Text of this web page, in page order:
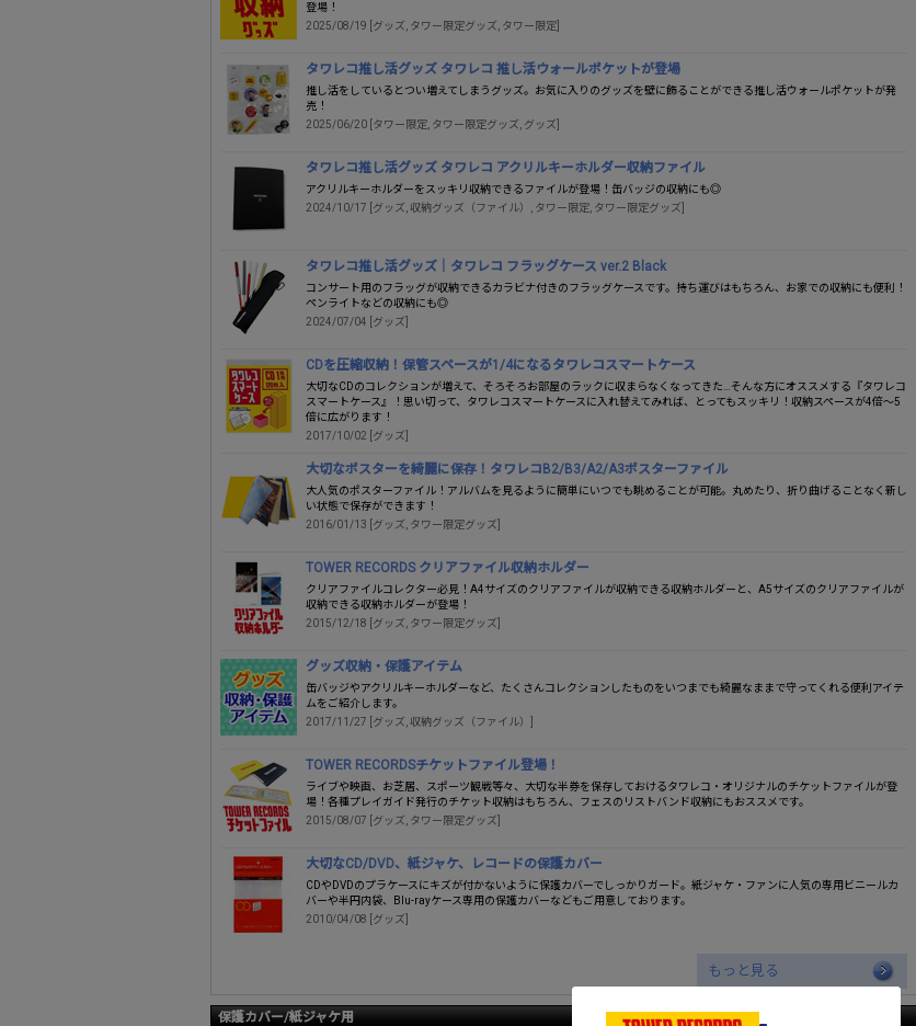
登場！
2025/08/19 [グッズ, タワー限定グッズ, タワー限定]
タワレコ推し活グッズ タワレコ 推し活ウォールポケットが登場
推し活をしているとつい増えてしまうグッズ。お気に入りのグッズを壁に飾ることができる推し活ウォールポケットが発
売！
2025/06/20 [タワー限定, タワー限定グッズ, グッズ]
タワレコ推し活グッズ タワレコ アクリルキーホルダー収納ファイル
アクリルキーホルダーをスッキリ収納できるファイルが登場！缶バッジの収納にも◎
2024/10/17 [グッズ, 収納グッズ（ファイル）, タワー限定, タワー限定グッズ]
タワレコ推し活グッズ｜タワレコ フラッグケース ver.2 Black
コンサート用のフラッグが収納できるカラビナ付きのフラッグケースです。持ち運びはもちろん、お家での収納にも便利！
ペンライトなどの収納にも◎
2024/07/04 [グッズ]
CDを圧縮収納！保管スペースが1/4になるタワレコスマートケース
大切なCDのコレクションが増えて、そろそろお部屋のラックに収まらなくなってきた…そんな方にオススメする『タワレコ
スマートケース』！思い切って、タワレコスマートケースに入れ替えてみれば、とってもスッキリ！収納スペースが4倍～5
倍に広がります！
2017/10/02 [グッズ]
大切なポスターを綺麗に保存！タワレコB2/B3/A2/A3ポスターファイル
大人気のポスターファイル！アルバムを見るように簡単にいつでも眺めることが可能。丸めたり、折り曲げることなく新し
い状態で保存ができます！
2016/01/13 [グッズ, タワー限定グッズ]
TOWER RECORDS クリアファイル収納ホルダー
クリアファイルコレクター必見！A4サイズのクリアファイルが収納できる収納ホルダーと、A5サイズのクリアファイルが
収納できる収納ホルダーが登場！
2015/12/18 [グッズ, タワー限定グッズ]
グッズ収納・保護アイテム
缶バッジやアクリルキーホルダーなど、たくさんコレクションしたものをいつまでも綺麗なままで守ってくれる便利アイテ
ムをご紹介します。
2017/11/27 [グッズ, 収納グッズ（ファイル）]
TOWER RECORDSチケットファイル登場！
ライブや映画、お芝居、スポーツ観戦等々、大切な半券を保存しておけるタワレコ・オリジナルのチケットファイルが登
場！各種プレイガイド発行のチケット収納はもちろん、フェスのリストバンド収納にもおススメです。
2015/08/07 [グッズ, タワー限定グッズ]
大切なCD/DVD、紙ジャケ、レコードの保護カバー
CDやDVDのプラケースにキズが付かないように保護カバーでしっかりガード。紙ジャケ・ファンに人気の専用ビニールカ
バーや半円内袋、Blu-rayケース専用の保護カバーなどもご用意しております。
2010/04/08 [グッズ]
もっと見る
保護カバー/紙ジャケ用